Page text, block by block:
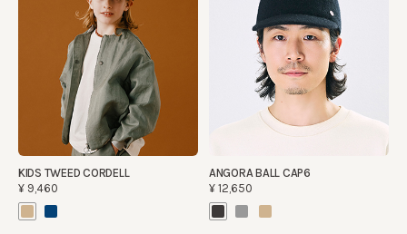
KIDS TWEED CORDELL
¥9,460
ANGORA BALL CAP6
¥12,650